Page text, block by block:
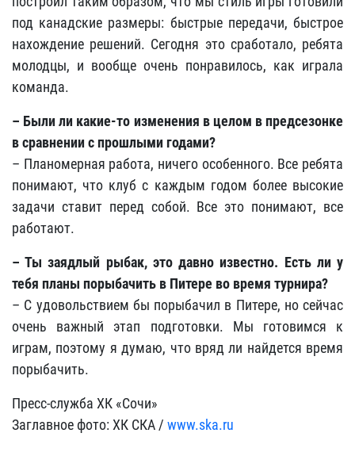
под канадские размеры: быстрые передачи, быстрое
нахождение решений. Сегодня это сработало, ребята
молодцы, и вообще очень понравилось, как играла
команда.
– Были ли какие-то изменения в целом в предсезонке
в сравнении с прошлыми годами?
– Планомерная работа, ничего особенного. Все ребята
понимают, что клуб с каждым годом более высокие
задачи ставит перед собой. Все это понимают, все
работают.
– Ты заядлый рыбак, это давно известно. Есть ли у
тебя планы порыбачить в Питере во время турнира?
– С удовольствием бы порыбачил в Питере, но сейчас
очень важный этап подготовки. Мы готовимся к
играм, поэтому я думаю, что вряд ли найдется время
порыбачить.
Пресс-служба ХК «Сочи»
Заглавное фото: ХК СКА / www.ska.ru